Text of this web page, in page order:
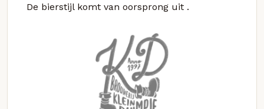
De bierstijl komt van oorsprong uit .